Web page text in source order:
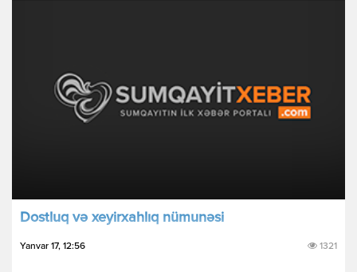
Dostluq və xeyirxahlıq nümunəsi
Yanvar 17, 12:56 1321